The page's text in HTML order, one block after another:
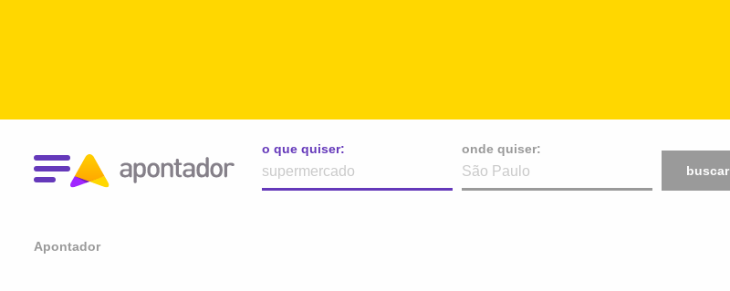
o que quiser:
onde quiser:
buscar
Apontador